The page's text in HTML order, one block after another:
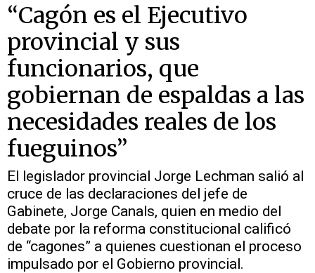
“Cagón es el Ejecutivo
provincial y sus
funcionarios, que
gobiernan de espaldas a las
necesidades reales de los
fueguinos”
El legislador provincial Jorge Lechman salió al
cruce de las declaraciones del jefe de
Gabinete, Jorge Canals, quien en medio del
debate por la reforma constitucional calificó
de “cagones” a quienes cuestionan el proceso
impulsado por el Gobierno provincial.